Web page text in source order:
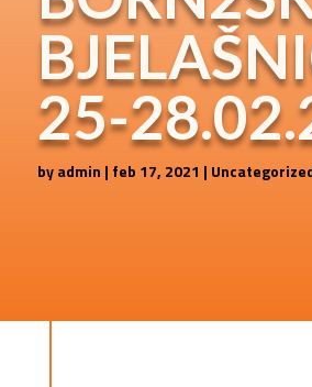
25-
byadmin | feb 17, 2021 |